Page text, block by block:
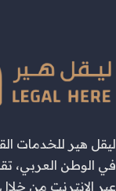
ليقل هير للخدمات
في الوطن العربي،
عبر الإنترنت من